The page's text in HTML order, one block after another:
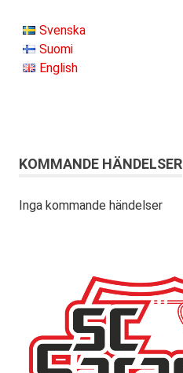
Svenska
Suomi
English
KOMMANDE HÄNDELSER
Inga kommande händelser